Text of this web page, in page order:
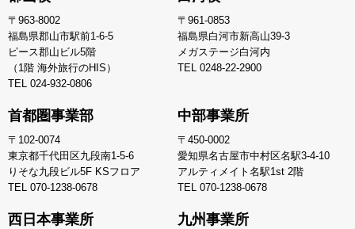
〒963-8002
福島県郡山市駅前1-6-5
ピース郡山ビル5階
（1階 海外旅行のHIS）
TEL 024-932-0806
〒961-0853
福島県白河市新高山39-3
メガステージ白河内
TEL 0248-22-2900
首都圏事業部
〒102-0074
東京都千代田区九段南1-5-6
りそな九段ビル5F KSフロア
TEL 070-1238-0678
中部事業所
〒450-0002
愛知県名古屋市中村区名駅3-4-10
アルティメイト名駅1st 2階
TEL 070-1238-0678
西日本事業所 九州事業所